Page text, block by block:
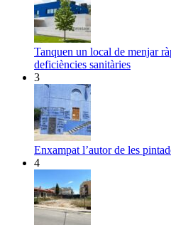
Tanquen un local de menjar
deficiències sanitàries
3
Enxampat l’autor de les
4